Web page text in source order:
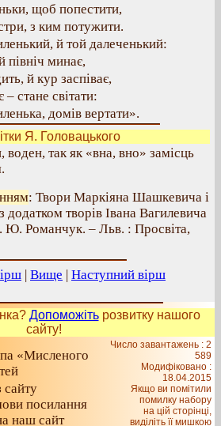
щоб попестити,
з ким потужити.
й той далеченький:
північ минає,
й кур заспіває,
– стане світати:
домів вертати».
Я. Головацького
воден, так як «вна, вно» замісць
: Твори Маркіяна Шашкевича і
додатком творів Івана Вагилевича
Ю. Романчук. – Льв. : Просвіта,
| Вище | Наступний вірш
Допоможітьрозвитку нашого
сайту!
«Мисленого
сайту
посилання
наш сайт
Число завантажень : 2
589
Модифіковано :
18.04.2015
Якщо ви помітили
помилку набору
на цiй сторiнцi,
видiлiть її мишкою